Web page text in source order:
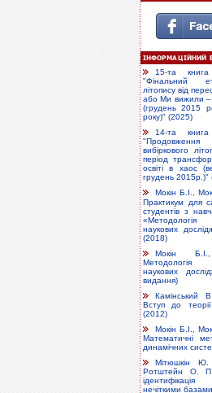
15-та
"Фінальний
літопису від
або Ми вижили –
(грудень 2015
року)" (2025)
14-та
вибіркового
період
освіті в хаос
грудень 2015р.)"
Мокін Б.І.,
Практикум для
студентів з
«Методологія
наукових
(2018)
Мокін
Методологія
наукових
видання)
Камінський
Вступ до
(2012)
Мокін Б.І.,
Математичні
динамічних
Мітюшкін
Ротштейн О.
ідентифікація
нечіткими